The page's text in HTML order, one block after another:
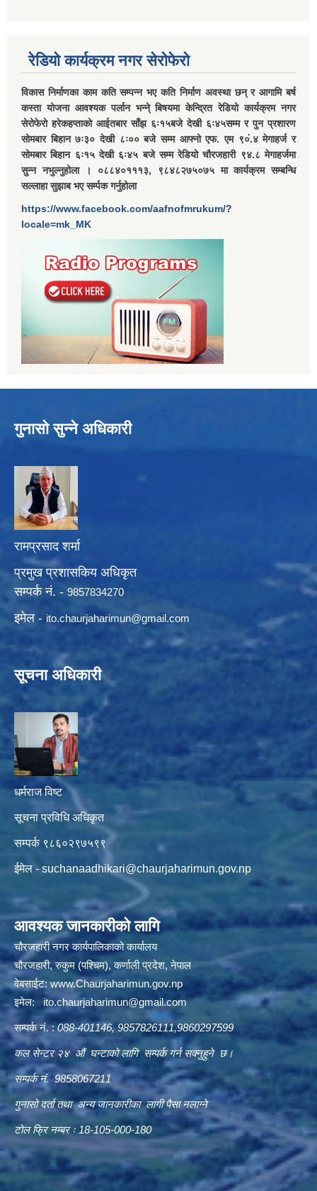
रेडियो कार्यक्रम नगर सेरोफेरो
विकास निर्माणका काम कति सम्पन्न भए कति निर्माण अवस्था छन् र आगामि बर्ष
कस्ता योजना आवश्यक पर्लान भन्ने् बिषयमा केन्द्रित रेडियो कार्यक्रम नगर
सेरोफेरो हरेकहप्ताको आईतबार साँझ ६ः१५बजे देखी ६ः४५सम्म र पुन प्रशारण
सोमबार बिहान ७ः३० देखी ८ः०० बजे सम्म आफ्नो एफ. एम ९०ं.४ मेगाहर्ज र
सोमबार बिहान ६ः१५ देखी ६ः४५ बजे सम्म रेडियो चौरजहारी ९४.८ मेगाहर्जमा
सुन्न नभुल्नुहोला । ०८८४०१११३, ९८४८२७५०७५ मा कार्यक्रम सम्बन्धि
सल्लाहा सुझाब भए सर्म्पक गर्नुहोला
https://www.facebook.com/aafnofmrukum/?
locale=mk_MK
गुनासो सुन्ने अधिकारी
रामप्रसाद शर्मा
प्रमुख प्रशासकिय अधिकृत
सम्पर्क नं. - 9857834270
इमेल - ito.chaurjaharimun@gmail.com
सूचना अधिकारी
धर्मराज विष्ट
सूचना प्रविधि अधिकृत
सम्पर्क ९८६०२९७५९९
ईमेल -suchanaadhikari@chaurjaharimun.gov.np
आवश्यक जानकारीको लागि
चौरजहारी नगर कार्यपालिकाको कार्यालय
चौरजहारी, रुकुम (पश्चिम), कर्णाली प्रदेश, नेपाल
वेबसाईट:www.Chaurjaharimun.gov.np
इमेल: ito.chaurjaharimun@gmail.com
सम्पर्क नं. :088-401146, 9857826111,9860297599
कल सेन्टर २४ औं घन्टाको लागि सम्पर्क गर्न सक्नुहुने छ।
सम्पर्क नं. 9858067211
गुनासो दर्ता तथा अन्य जानकारीका लागी पैसा नलाग्ने
टोल फ्रि नम्बर ः 18-105-000-180